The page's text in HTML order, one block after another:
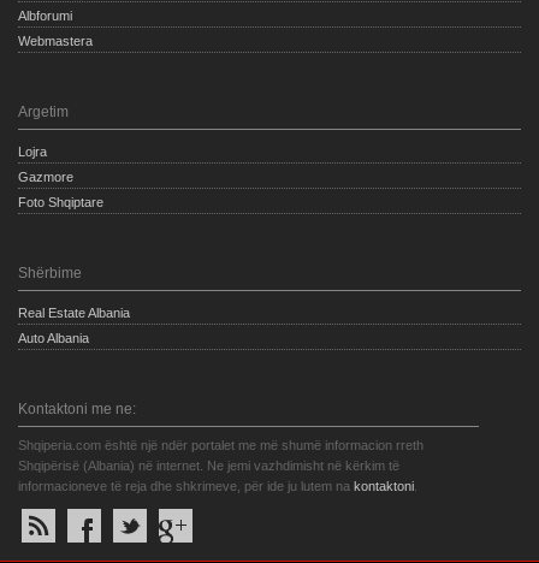
Albforumi
Webmastera
Argetim
Lojra
Gazmore
Foto Shqiptare
Shërbime
Real Estate Albania
Auto Albania
Kontaktoni me ne:
Shqiperia.com është një ndër portalet me më shumë informacion rreth
Shqipërisë (Albania) në internet. Ne jemi vazhdimisht në kërkim të
informacioneve të reja dhe shkrimeve, për ide ju lutem na kontaktoni